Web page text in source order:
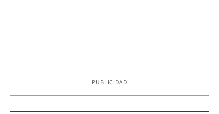
PUBLICIDAD